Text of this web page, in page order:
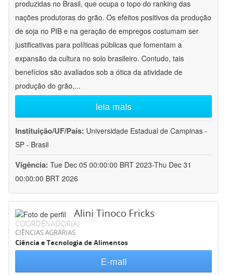
produzidas no Brasil, que ocupa o topo do ranking das
nações produtoras do grão. Os efeitos positivos da produção
de soja no PIB e na geração de empregos costumam ser
justificativas para políticas públicas que fomentam a
expansão da cultura no solo brasileiro. Contudo, tais
benefícios são avaliados sob a ótica da atividade de
produção do grão,...
leia mais
Instituição/UF/País: Universidade Estadual de Campinas -
SP - Brasil
Vigência: Tue Dec 05 00:00:00 BRT 2023-Thu Dec 31
00:00:00 BRT 2026
Alini Tinoco Fricks
COORDENADOR(A)
CIÊNCIAS AGRÁRIAS
Ciência e Tecnologia de Alimentos
E-mail